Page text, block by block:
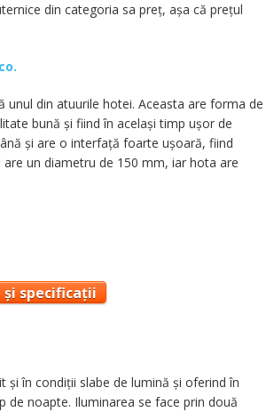
din categoria sa preț, așa că prețul
unul din atuurile hotei. Aceasta are forma de
bună și fiind în același timp ușor de
și are o interfață foarte ușoară, fiind
un diametru de 150 mm, iar hota are
specificații
în condiții slabe de lumină și oferind în
de noapte. Iluminarea se face prin două